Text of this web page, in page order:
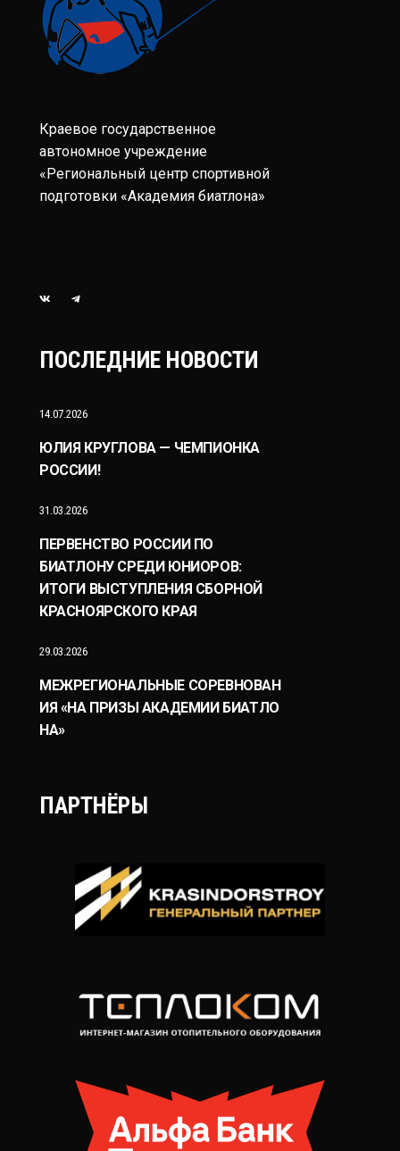
Краевое государственное
автономное учреждение
«Региональный центр спортивной
подготовки «Академия биатлона»
ПОСЛЕДНИЕ НОВОСТИ
14.07.2026
ЮЛИЯ КРУГЛОВА — ЧЕМПИОНКА
РОССИИ!
31.03.2026
ПЕРВЕНСТВО РОССИИ ПО
БИАТЛОНУ СРЕДИ ЮНИОРОВ:
ИТОГИ ВЫСТУПЛЕНИЯ СБОРНОЙ
КРАСНОЯРСКОГО КРАЯ
29.03.2026
МЕЖРЕГИОНАЛЬНЫЕ СОРЕВНОВАН
ИЯ «НА ПРИЗЫ АКАДЕМИИ БИАТЛО
НА»
ПАРТНЁРЫ